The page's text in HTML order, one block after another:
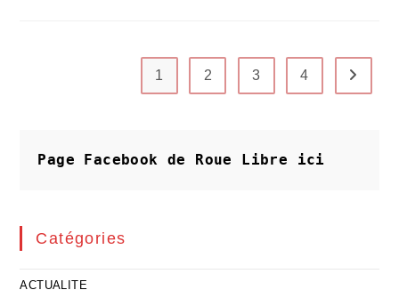
Pour
Avoir
Le
Pouvoir
1 2 3 4 Aller à
Page Facebook de Roue Libre ici
Catégories
ACTUALITE